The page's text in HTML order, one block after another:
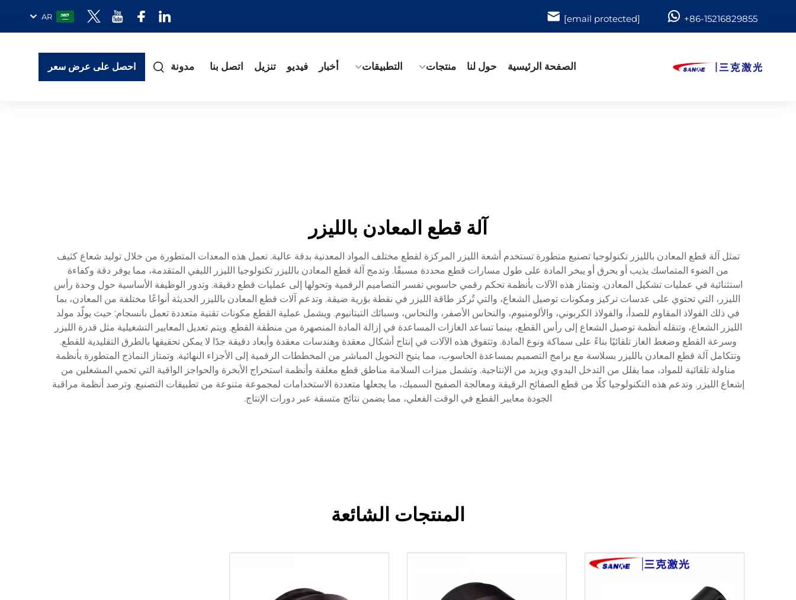
+86-15216829855
[email protected]
AR
الصفحة الرئيسية حول لنا منتجات التطبيقات أخبار فيديو تنزيل اتصل بنا مدونة احصل على عرض سعر
آلة قطع المعادن بالليزر
تمثل آلة قطع المعادن بالليزر تكنولوجيا تصنيع متطورة تستخدم أشعة الليزر المركزة لقطع مختلف المواد المعدنية بدقة عالية. تعمل هذه المعدات المتطورة من خلال توليد شعاع كثيف
من الضوء المتماسك يذيب أو يحرق أو يبخر المادة على طول مسارات قطع محددة مسبقًا. وتدمج آلة قطع المعادن بالليزر تكنولوجيا الليزر الليفي المتقدمة، مما يوفر دقة وكفاءة
استثنائية في عمليات تشكيل المعادن. وتمتاز هذه الآلات بأنظمة تحكم رقمي حاسوبي تفسر التصاميم الرقمية وتحولها إلى عمليات قطع دقيقة. وتدور الوظيفة الأساسية حول وحدة رأس
الليزر، التي تحتوي على عدسات تركيز ومكونات توصيل الشعاع، والتي تُركز طاقة الليزر في نقطة بؤرية ضيقة. وتدعم آلات قطع المعادن بالليزر الحديثة أنواعًا مختلفة من المعادن، بما
في ذلك الفولاذ المقاوم للصدأ، والفولاذ الكربوني، والألومنيوم، والنحاس الأصفر، والنحاس، وسبائك التيتانيوم. ويشمل عملية القطع مكونات تقنية متعددة تعمل بانسجام: حيث يولّد مولد
الليزر الشعاع، وتنقله أنظمة توصيل الشعاع إلى رأس القطع، بينما تساعد الغازات المساعدة في إزالة المادة المنصهرة من منطقة القطع. ويتم تعديل المعايير التشغيلية مثل قدرة الليزر
وسرعة القطع وضغط الغاز تلقائيًا بناءً على سماكة ونوع المادة. وتتفوق هذه الآلات في إنتاج أشكال معقدة وهندسات معقدة وأبعاد دقيقة جدًا لا يمكن تحقيقها بالطرق التقليدية للقطع.
وتتكامل آلة قطع المعادن بالليزر بسلاسة مع برامج التصميم بمساعدة الحاسوب، مما يتيح التحويل المباشر من المخططات الرقمية إلى الأجزاء النهائية. وتمتاز النماذج المتطورة بأنظمة
مناولة تلقائية للمواد، مما يقلل من التدخل اليدوي ويزيد من الإنتاجية. وتشمل ميزات السلامة مناطق قطع مغلقة وأنظمة استخراج الأبخرة والحواجز الواقية التي تحمي المشغلين من
إشعاع الليزر. وتدعم هذه التكنولوجيا كلًا من قطع الصفائح الرقيقة ومعالجة الصفيح السميك، ما يجعلها متعددة الاستخدامات لمجموعة متنوعة من تطبيقات التصنيع. وترصد أنظمة مراقبة
الجودة معايير القطع في الوقت الفعلي، مما يضمن نتائج متسقة عبر دورات الإنتاج.
المنتجات الشائعة